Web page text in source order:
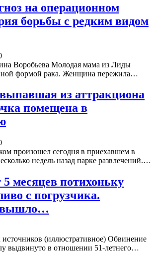
на операционном
борьбы с редким видом
Воробьева Молодая мама из Лиды
формой рака. Женщина пережила…
из аттракциона
помещена в
произошел сегодня в приехавшем в
недель назад парке развлечений.…
месяцев потихоньку
с погрузчика.
вышло…
(иллюстративное) Обвинение
выдвинуто в отношении 51-летнего…